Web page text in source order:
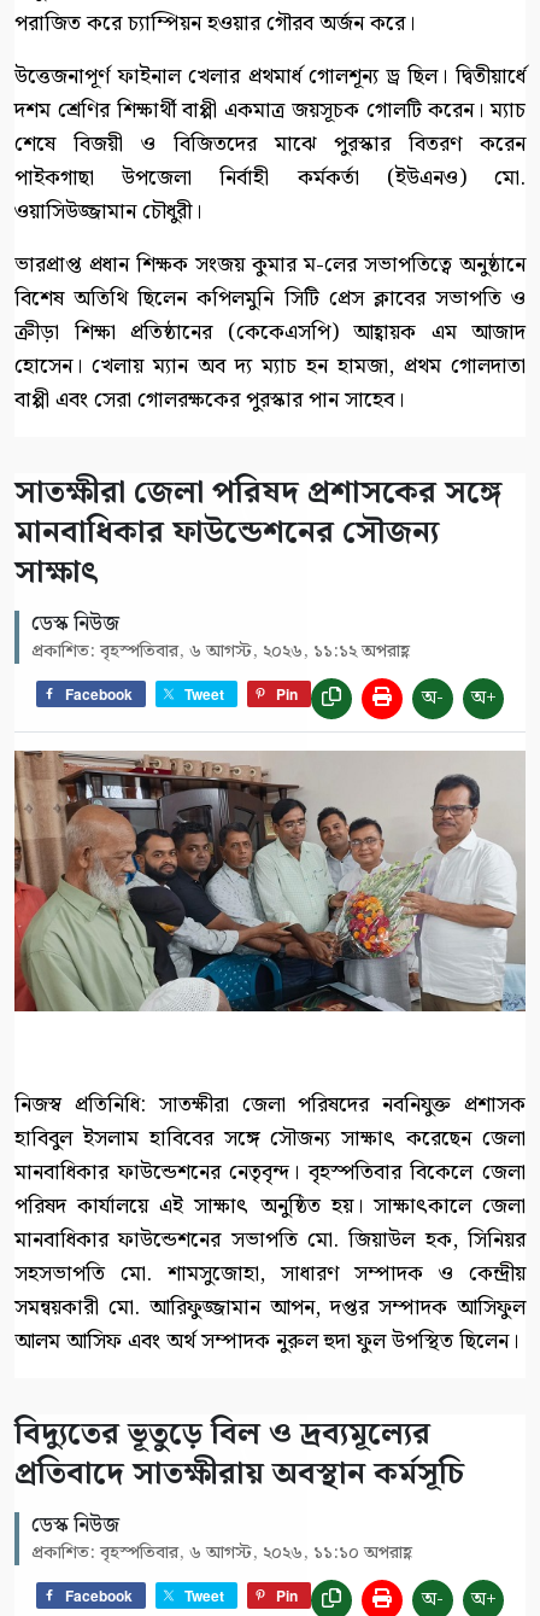
পরাজিত করে চ্যাম্পিয়ন হওয়ার গৌরব অর্জন করে।
উত্তেজনাপূর্ণ ফাইনাল খেলার প্রথমার্ধ গোলশূন্য ড্র ছিল। দ্বিতীয়ার্ধে
দশম শ্রেণির শিক্ষার্থী বাপ্পী একমাত্র জয়সূচক গোলটি করেন। ম্যাচ
শেষে বিজয়ী ও বিজিতদের মাঝে পুরস্কার বিতরণ করেন
পাইকগাছা উপজেলা নির্বাহী কর্মকর্তা (ইউএনও) মো.
ওয়াসিউজ্জামান চৌধুরী।
ভারপ্রাপ্ত প্রধান শিক্ষক সংজয় কুমার ম-লের সভাপতিত্বে অনুষ্ঠানে
বিশেষ অতিথি ছিলেন কপিলমুনি সিটি প্রেস ক্লাবের সভাপতি ও
ক্রীড়া শিক্ষা প্রতিষ্ঠানের (কেকেএসপি) আহ্বায়ক এম আজাদ
হোসেন। খেলায় ম্যান অব দ্য ম্যাচ হন হামজা, প্রথম গোলদাতা
বাপ্পী এবং সেরা গোলরক্ষকের পুরস্কার পান সাহেব।
সাতক্ষীরা জেলা পরিষদ প্রশাসকের সঙ্গে
মানবাধিকার ফাউন্ডেশনের সৌজন্য
সাক্ষাৎ
ডেস্ক নিউজ
প্রকাশিত: বৃহস্পতিবার, ৬ আগস্ট, ২০২৬, ১১:১২ অপরাহ্ণ
Facebook Tweet Pin অ- অ+
নিজস্ব প্রতিনিধি: সাতক্ষীরা জেলা পরিষদের নবনিযুক্ত প্রশাসক
হাবিবুল ইসলাম হাবিবের সঙ্গে সৌজন্য সাক্ষাৎ করেছেন জেলা
মানবাধিকার ফাউন্ডেশনের নেতৃবৃন্দ। বৃহস্পতিবার বিকেলে জেলা
পরিষদ কার্যালয়ে এই সাক্ষাৎ অনুষ্ঠিত হয়। সাক্ষাৎকালে জেলা
মানবাধিকার ফাউন্ডেশনের সভাপতি মো. জিয়াউল হক, সিনিয়র
সহসভাপতি মো. শামসুজোহা, সাধারণ সম্পাদক ও কেন্দ্রীয়
সমন্বয়কারী মো. আরিফুজ্জামান আপন, দপ্তর সম্পাদক আসিফুল
আলম আসিফ এবং অর্থ সম্পাদক নুরুল হুদা ফুল উপস্থিত ছিলেন।
বিদ্যুতের ভূতুড়ে বিল ও দ্রব্যমূল্যের
প্রতিবাদে সাতক্ষীরায় অবস্থান কর্মসূচি
ডেস্ক নিউজ
প্রকাশিত: বৃহস্পতিবার, ৬ আগস্ট, ২০২৬, ১১:১০ অপরাহ্ণ
Facebook Tweet Pin অ- অ+